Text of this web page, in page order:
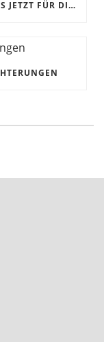
CORONAKRISE: HANDWERK UND KMUS JETZT FÜR DIE ZUKUNFT RÜSTEN